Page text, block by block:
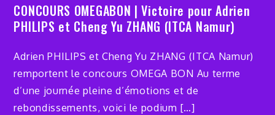
CONCOURS OMEGABON | Victoire pour Adrien
PHILIPS et Cheng Yu ZHANG (ITCA Namur)
Adrien PHILIPS et Cheng Yu ZHANG (ITCA Namur)
remportent le concours OMEGA BON Au terme
d’une journée pleine d’émotions et de
rebondissements, voici le podium […]